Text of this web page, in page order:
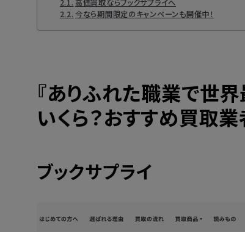
高価買取ならブックサプライへ
今なら期間限定のキャンペーンも開催中！
『ありふれた職業で世
いくら？おすすめ買取
ブックサプライ